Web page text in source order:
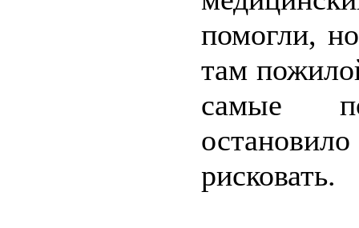
помогли,
там
самые
рисковать.